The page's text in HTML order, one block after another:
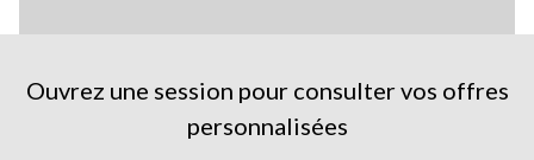
Ouvrez une session pour consulter vos offres
personnalisées